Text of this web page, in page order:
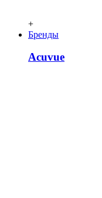
+
Бренды
Acuvue